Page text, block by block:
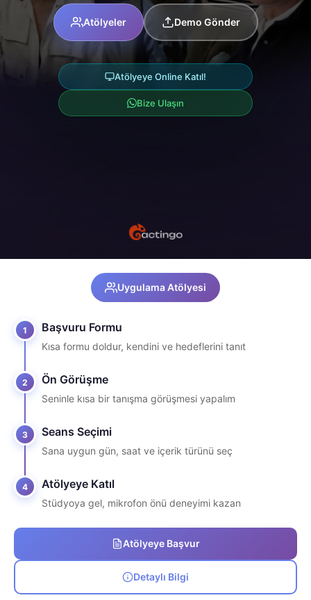
Atölyeler Demo Gönder
Atölyeye Online Katıl!
Bize Ulaşın
Uygulama Atölyesi
1 Başvuru Formu
Kısa formu doldur, kendini ve hedeflerini tanıt
2 Ön Görüşme
Seninle kısa bir tanışma görüşmesi yapalım
3 Seans Seçimi
Sana uygun gün, saat ve içerik türünü seç
4 Atölyeye Katıl
Stüdyoya gel, mikrofon önü deneyimi kazan
Atölyeye Başvur
Detaylı Bilgi